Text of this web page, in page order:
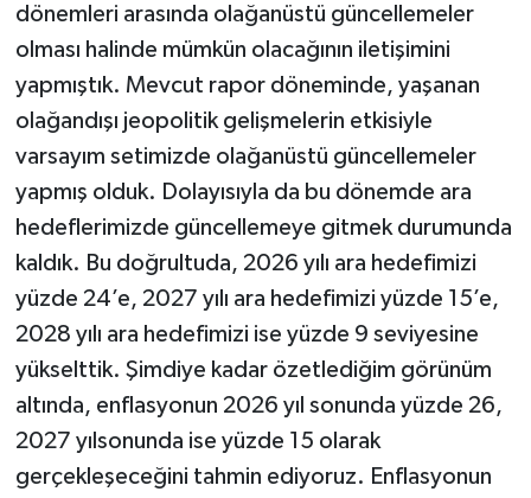
dönemleri arasında olağanüstü güncellemeler
olması halinde mümkün olacağının iletişimini
yapmıştık. Mevcut rapor döneminde, yaşanan
olağandışı jeopolitik gelişmelerin etkisiyle
varsayım setimizde olağanüstü güncellemeler
yapmış olduk. Dolayısıyla da bu dönemde ara
hedeflerimizde güncellemeye gitmek durumunda
kaldık. Bu doğrultuda, 2026 yılı ara hedefimizi
yüzde 24’e, 2027 yılı ara hedefimizi yüzde 15’e,
2028 yılı ara hedefimizi ise yüzde 9 seviyesine
yükselttik. Şimdiye kadar özetlediğim görünüm
altında, enflasyonun 2026 yıl sonunda yüzde 26,
2027 yılsonunda ise yüzde 15 olarak
gerçekleşeceğini tahmin ediyoruz. Enflasyonun